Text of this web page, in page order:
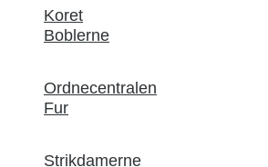
Koret
Boblerne
Ordnecentralen
Fur
Strikdamerne